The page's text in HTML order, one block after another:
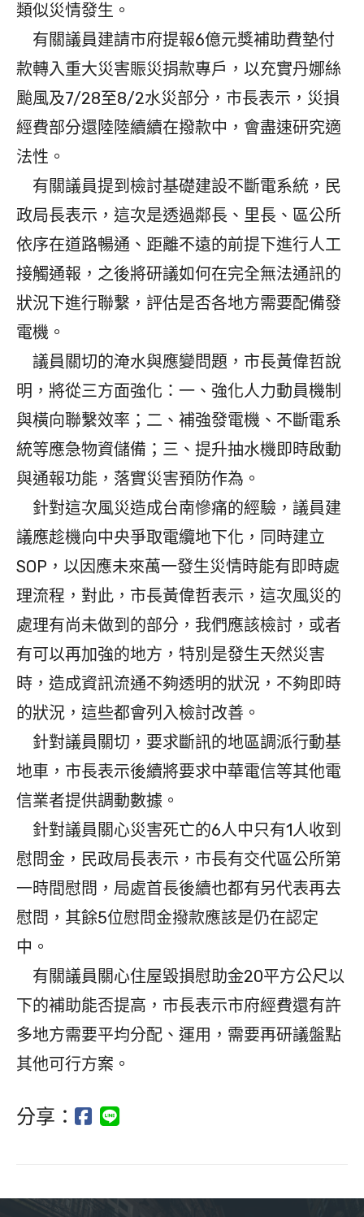
類似災情發生。
有關議員建請市府提報6億元獎補助費墊付
款轉入重大災害賑災捐款專戶，以充實丹娜絲
颱風及7/28至8/2水災部分，市長表示，災損
經費部分還陸陸續續在撥款中，會盡速研究適
法性。
有關議員提到檢討基礎建設不斷電系統，民
政局長表示，這次是透過鄰長、里長、區公所
依序在道路暢通、距離不遠的前提下進行人工
接觸通報，之後將研議如何在完全無法通訊的
狀況下進行聯繫，評估是否各地方需要配備發
電機。
議員關切的淹水與應變問題，市長黃偉哲說
明，將從三方面強化：一、強化人力動員機制
與橫向聯繫效率；二、補強發電機、不斷電系
統等應急物資儲備；三、提升抽水機即時啟動
與通報功能，落實災害預防作為。
針對這次風災造成台南慘痛的經驗，議員建
議應趁機向中央爭取電纜地下化，同時建立
SOP，以因應未來萬一發生災情時能有即時處
理流程，對此，市長黃偉哲表示，這次風災的
處理有尚未做到的部分，我們應該檢討，或者
有可以再加強的地方，特別是發生天然災害
時，造成資訊流通不夠透明的狀況，不夠即時
的狀況，這些都會列入檢討改善。
針對議員關切，要求斷訊的地區調派行動基
地車，市長表示後續將要求中華電信等其他電
信業者提供調動數據。
針對議員關心災害死亡的6人中只有1人收到
慰問金，民政局長表示，市長有交代區公所第
一時間慰問，局處首長後續也都有另代表再去
慰問，其餘5位慰問金撥款應該是仍在認定
中。
有關議員關心住屋毀損慰助金20平方公尺以
下的補助能否提高，市長表示市府經費還有許
多地方需要平均分配、運用，需要再研議盤點
其他可行方案。
分享：